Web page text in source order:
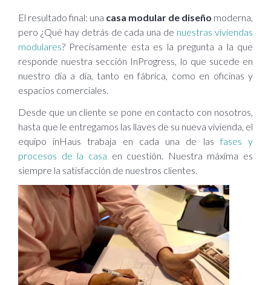
El resultado final: una casa modular de diseño moderna,
pero ¿Qué hay detrás de cada una de nuestras viviendas
modulares? Precisamente esta es la pregunta a la que
responde nuestra sección InProgress, lo que sucede en
nuestro día a día, tanto en fábrica, como en oficinas y
espacios comerciales.
Desde que un cliente se pone en contacto con nosotros,
hasta que le entregamos las llaves de su nueva vivienda, el
equipo inHaus trabaja en cada una de lasfases y
procesos de la casa en cuestión. Nuestra máxima es
siempre la satisfacción de nuestros clientes.